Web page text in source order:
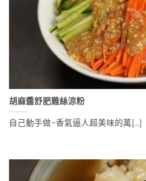
胡麻醬舒肥雞絲涼粉
自己動手做~香氣逼人超美味的萬[...]